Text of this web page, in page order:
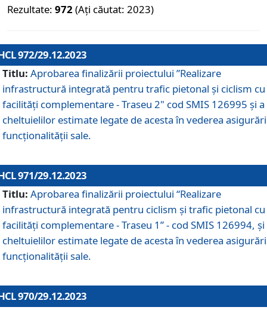
Rezultate: 972 (Ați căutat: 2023)
972/29.12.2023
Titlu: Aprobarea finalizării proiectului ”Realizare
infrastructură integrată pentru trafic pietonal și ciclism cu
facilități complementare - Traseu 2" cod SMIS 126995 și a
cheltuielilor estimate legate de acesta în vederea
funcționalității sale.
971/29.12.2023
Titlu: Aprobarea finalizării proiectului “Realizare
infrastructură integrată pentru ciclism şi trafic pietonal cu
facilităţi complementare - Traseu 1” - cod SMIS 126994, și
cheltuielilor estimate legate de acesta în vederea
funcționalității sale.
970/29.12.2023